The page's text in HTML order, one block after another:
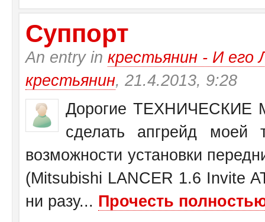
Суппорт
An entry in крестьянин - И
крестьянин, 21.4.2013, 9:28
Дорогие ТЕХНИЧЕСКИЕ
сделать апгрейд моей
возможности установки
(Mitsubishi LANCER 1.6 Invite
ни разу... Прочесть